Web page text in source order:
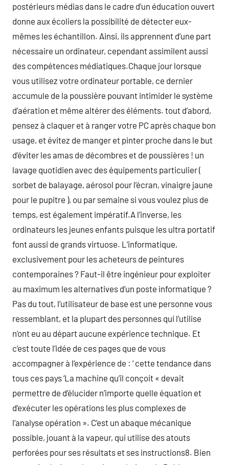
postérieurs médias dans le cadre d’un éducation ouvert
donne aux écoliers la possibilité de détecter eux-
mêmes les échantillon. Ainsi, ils apprennent d’une part
nécessaire un ordinateur, cependant assimilent aussi
des compétences médiatiques.Chaque jour lorsque
vous utilisez votre ordinateur portable, ce dernier
accumule de la poussière pouvant intimider le système
d’aération et même altérer des éléments. tout d’abord,
pensez à claquer et à ranger votre PC après chaque bon
usage, et évitez de manger et pinter proche dans le but
d’éviter les amas de décombres et de poussières ! un
lavage quotidien avec des équipements particulier (
sorbet de balayage, aérosol pour l’écran, vinaigre jaune
pour le pupitre ), ou par semaine si vous voulez plus de
temps, est également impératif.A l’inverse, les
ordinateurs les jeunes enfants puisque les ultra portatif
font aussi de grands virtuose. L’informatique,
exclusivement pour les acheteurs de peintures
contemporaines ? Faut-il être ingénieur pour exploiter
au maximum les alternatives d’un poste informatique ?
Pas du tout, l’utilisateur de base est une personne vous
ressemblant, et la plupart des personnes qui l’utilise
n’ont eu au départ aucune expérience technique. Et
c’est toute l’idée de ces pages que de vous
accompagner à l’expérience de : ‘ cette tendance dans
tous ces pays ‘La machine qu’il conçoit « devait
permettre de d’élucider n’importe quelle équation et
d’exécuter les opérations les plus complexes de
l’analyse opération ». C’est un abaque mécanique
possible, jouant à la vapeur, qui utilise des atouts
perforées pour ses résultats et ses instructions8. Bien